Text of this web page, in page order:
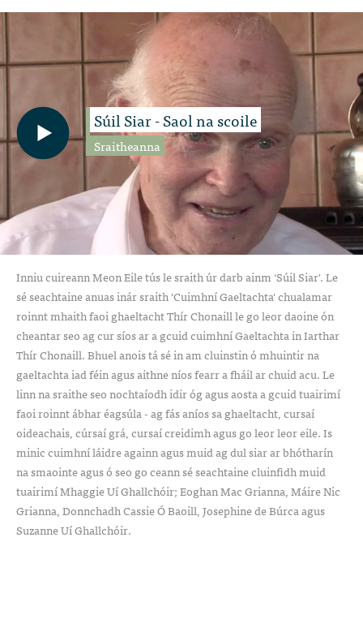
Súil Siar - Saol na scoile
Sraitheanna
Inniu cuireann Meon Eile tús le sraith úr darb ainm ‘Súil Siar'. Le
sé seachtaine anuas inár sraith 'Cuimhní Gaeltachta' chualamar
roinnt mhaith faoi ghaeltacht Thír Chonaill le go leor daoine ón
cheantar seo ag cur síos ar a gcuid cuimhní Gaeltachta in Iarthar
Thír Chonaill. Bhuel anois tá sé in am cluinstin ó mhuintir na
gaeltachta iad féin agus aithne níos fearr a fháil ar chuid acu. Le
linn na sraithe seo nochtaíodh idir óg agus aosta a gcuid tuairimí
faoi roinnt ábhar éagsúla - ag fás aníos sa ghaeltacht, cursaí
oideachais, cúrsaí grá, cursaí creidimh agus go leor leor eile. Is
minic cuimhní láidre againn agus muid ag dul siar ar bhótharín
na smaointe agus ó seo go ceann sé seachtaine cluinfidh muid
tuairimí Mhaggie Uí Ghallchóir; Eoghan Mac Grianna, Máire Nic
Grianna, Donnchadh Cassie Ó Baoill, Josephine de Búrca agus
Suzanne Uí Ghallchóir.